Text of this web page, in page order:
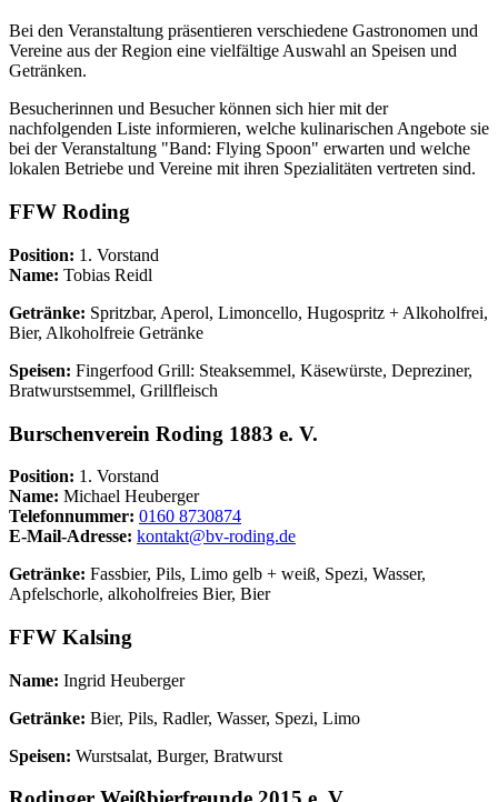
Bei den Veranstaltung präsentieren verschiedene Gastronomen und
Vereine aus der Region eine vielfältige Auswahl an Speisen und
Getränken.
Besucherinnen und Besucher können sich hier mit der
nachfolgenden Liste informieren, welche kulinarischen Angebote sie
bei der Veranstaltung "Band: Flying Spoon" erwarten und welche
lokalen Betriebe und Vereine mit ihren Spezialitäten vertreten sind.
FFW Roding
Position: 1. Vorstand
Name: Tobias Reidl
Getränke: Spritzbar, Aperol, Limoncello, Hugospritz + Alkoholfrei,
Bier, Alkoholfreie Getränke
Speisen: Fingerfood Grill: Steaksemmel, Käsewürste, Depreziner,
Bratwurstsemmel, Grillfleisch
Burschenverein Roding 1883 e. V.
Position: 1. Vorstand
Name: Michael Heuberger
Telefonnummer: 0160 8730874
E-Mail-Adresse: kontakt@bv-roding.de
Getränke: Fassbier, Pils, Limo gelb + weiß, Spezi, Wasser,
Apfelschorle, alkoholfreies Bier, Bier
FFW Kalsing
Name: Ingrid Heuberger
Getränke: Bier, Pils, Radler, Wasser, Spezi, Limo
Speisen: Wurstsalat, Burger, Bratwurst